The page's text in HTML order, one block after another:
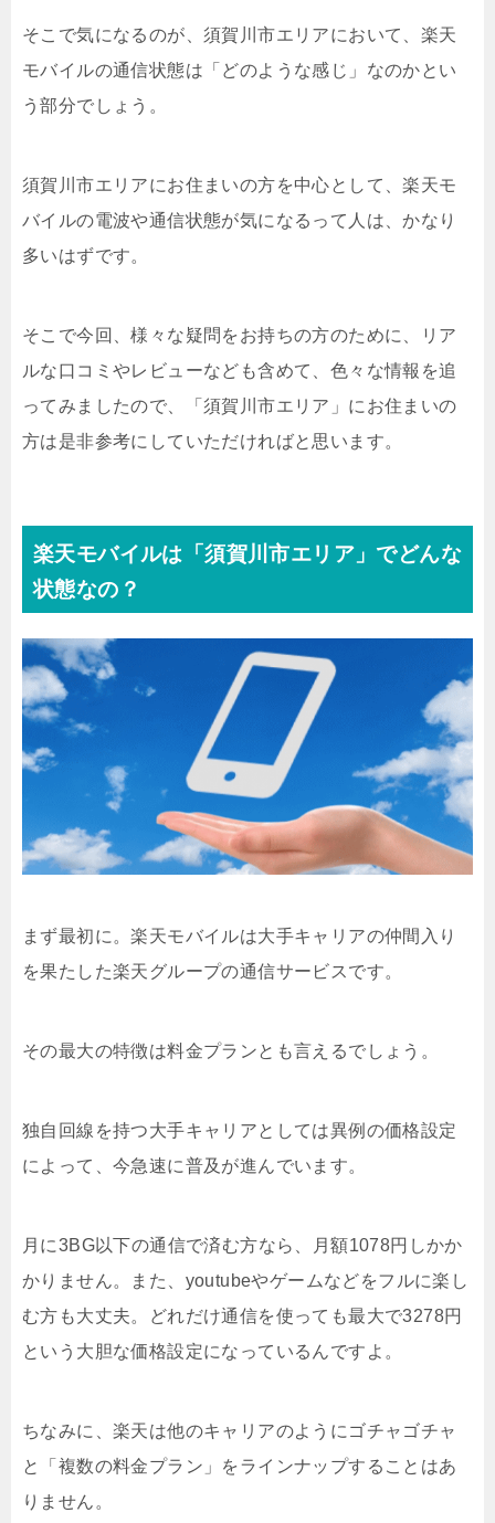
そこで気になるのが、須賀川市エリアにおいて、楽天
モバイルの通信状態は「どのような感じ」なのかとい
う部分でしょう。
須賀川市エリアにお住まいの方を中心として、楽天モ
バイルの電波や通信状態が気になるって人は、かなり
多いはずです。
そこで今回、様々な疑問をお持ちの方のために、リア
ルな口コミやレビューなども含めて、色々な情報を追
ってみましたので、「須賀川市エリア」にお住まいの
方は是非参考にしていただければと思います。
楽天モバイルは「須賀川市エリア」でどんな
状態なの？
まず最初に。楽天モバイルは大手キャリアの仲間入り
を果たした楽天グループの通信サービスです。
その最大の特徴は料金プランとも言えるでしょう。
独自回線を持つ大手キャリアとしては異例の価格設定
によって、今急速に普及が進んでいます。
月に3BG以下の通信で済む方なら、月額1078円しかか
かりません。また、youtubeやゲームなどをフルに楽し
む方も大丈夫。どれだけ通信を使っても最大で3278円
という大胆な価格設定になっているんですよ。
ちなみに、楽天は他のキャリアのようにゴチャゴチャ
と「複数の料金プラン」をラインナップすることはあ
りません。